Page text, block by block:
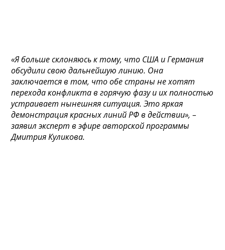
«Я больше склоняюсь к тому, что США и Германия
обсудили свою дальнейшую линию. Она
заключается в том, что обе страны не хотят
перехода конфликта в горячую фазу и их полностью
устраивает нынешняя ситуация. Это яркая
демонстрация красных линий РФ в действии», –
заявил эксперт в эфире авторской программы
Дмитрия Куликова.